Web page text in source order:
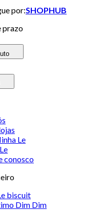
por:SHOPHUB
prazo
Le
conosco
biscuit
Dim Dim